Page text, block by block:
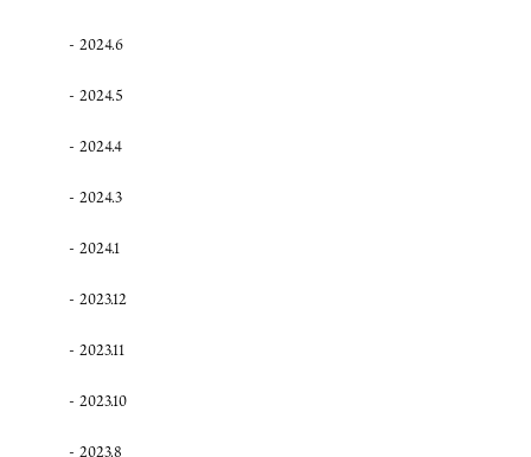
2024.6
2024.5
2024.4
2024.3
2024.1
2023.12
2023.11
2023.10
2023.8